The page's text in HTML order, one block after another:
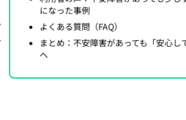
になった事例
よくある質問（FAQ）
まとめ：不安障害があっても「安心し
へ